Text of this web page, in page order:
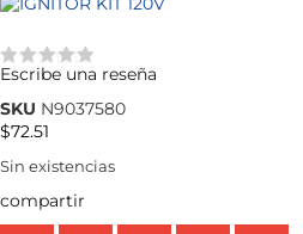
★★★★★
Escribe una reseña
SKU N9037580
$72.51
Sin existencias
compartir